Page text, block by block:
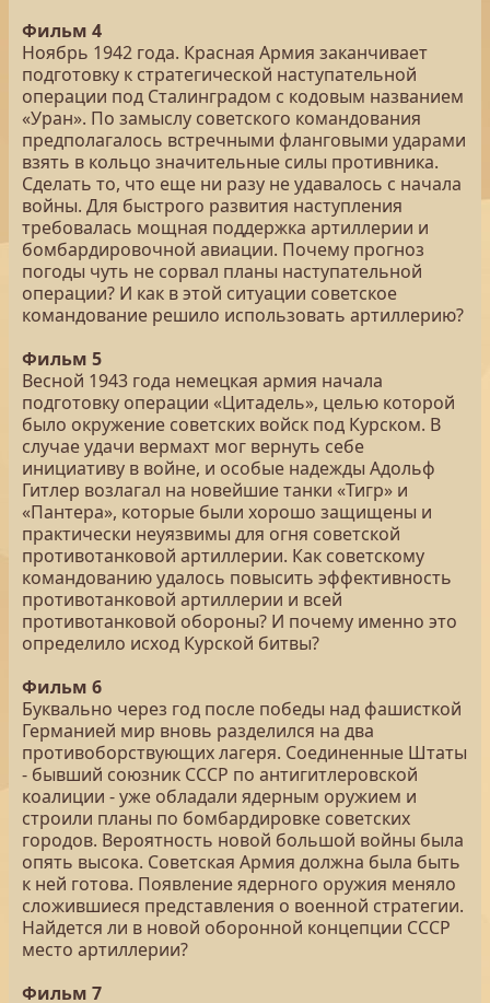
Фильм 4
Ноябрь 1942 года. Красная Армия заканчивает
подготовку к стратегической наступательной
операции под Сталинградом с кодовым названием
«Уран». По замыслу советского командования
предполагалось встречными фланговыми ударами
взять в кольцо значительные силы противника.
Сделать то, что еще ни разу не удавалось с начала
войны. Для быстрого развития наступления
требовалась мощная поддержка артиллерии и
бомбардировочной авиации. Почему прогноз
погоды чуть не сорвал планы наступательной
операции? И как в этой ситуации советское
командование решило использовать артиллерию?
Фильм 5
Весной 1943 года немецкая армия начала
подготовку операции «Цитадель», целью которой
было окружение советских войск под Курском. В
случае удачи вермахт мог вернуть себе
инициативу в войне, и особые надежды Адольф
Гитлер возлагал на новейшие танки «Тигр» и
«Пантера», которые были хорошо защищены и
практически неуязвимы для огня советской
противотанковой артиллерии. Как советскому
командованию удалось повысить эффективность
противотанковой артиллерии и всей
противотанковой обороны? И почему именно это
определило исход Курской битвы?
Фильм 6
Буквально через год после победы над фашисткой
Германией мир вновь разделился на два
противоборствующих лагеря. Соединенные Штаты
- бывший союзник СССР по антигитлеровской
коалиции - уже обладали ядерным оружием и
строили планы по бомбардировке советских
городов. Вероятность новой большой войны была
опять высока. Советская Армия должна была быть
к ней готова. Появление ядерного оружия меняло
сложившиеся представления о военной стратегии.
Найдется ли в новой оборонной концепции СССР
место артиллерии?
Фильм 7